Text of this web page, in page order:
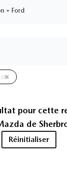
» Ford
pour cette
de
Réinitialiser